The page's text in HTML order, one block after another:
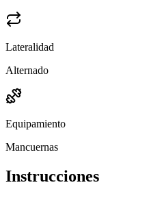
Lateralidad
Alternado
Equipamiento
Mancuernas
Instrucciones